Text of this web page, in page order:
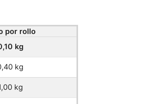
por rollo
kg
kg
kg